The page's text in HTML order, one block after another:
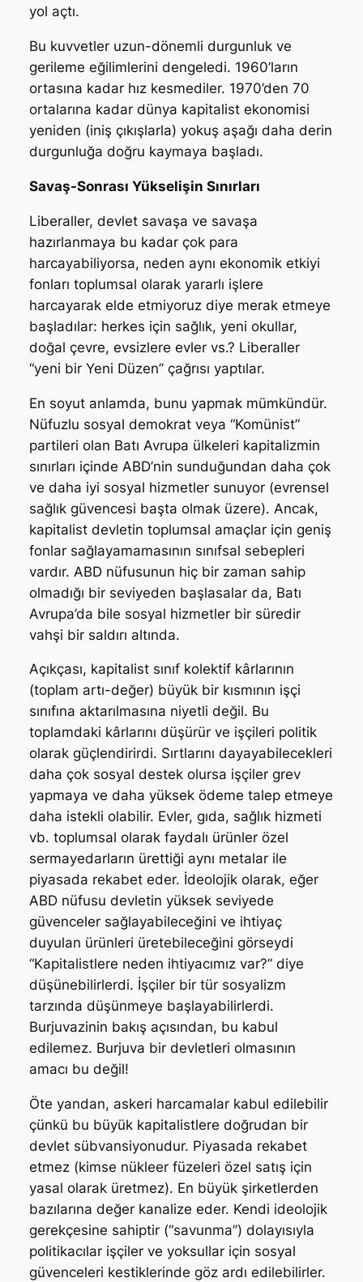
yol açtı.
Bu kuvvetler uzun-dönemli durgunluk ve
gerileme eğilimlerini dengeledi. 1960’ların
ortasına kadar hız kesmediler. 1970’den 70
ortalarına kadar dünya kapitalist ekonomisi
yeniden (iniş çıkışlarla) yokuş aşağı daha derin
durgunluğa doğru kaymaya başladı.
Savaş-Sonrası Yükselişin Sınırları
Liberaller, devlet savaşa ve savaşa
hazırlanmaya bu kadar çok para
harcayabiliyorsa, neden aynı ekonomik etkiyi
fonları toplumsal olarak yararlı işlere
harcayarak elde etmiyoruz diye merak etmeye
başladılar: herkes için sağlık, yeni okullar,
doğal çevre, evsizlere evler vs.? Liberaller
“yeni bir Yeni Düzen” çağrısı yaptılar.
En soyut anlamda, bunu yapmak mümkündür.
Nüfuzlu sosyal demokrat veya “Komünist”
partileri olan Batı Avrupa ülkeleri kapitalizmin
sınırları içinde ABD’nin sunduğundan daha çok
ve daha iyi sosyal hizmetler sunuyor (evrensel
sağlık güvencesi başta olmak üzere). Ancak,
kapitalist devletin toplumsal amaçlar için geniş
fonlar sağlayamamasının sınıfsal sebepleri
vardır. ABD nüfusunun hiç bir zaman sahip
olmadığı bir seviyeden başlasalar da, Batı
Avrupa’da bile sosyal hizmetler bir süredir
vahşi bir saldırı altında.
Açıkçası, kapitalist sınıf kolektif kârlarının
(toplam artı-değer) büyük bir kısmının işçi
sınıfına aktarılmasına niyetli değil. Bu
toplamdaki kârlarını düşürür ve işçileri politik
olarak güçlendirirdi. Sırtlarını dayayabilecekleri
daha çok sosyal destek olursa işçiler grev
yapmaya ve daha yüksek ödeme talep etmeye
daha istekli olabilir. Evler, gıda, sağlık hizmeti
vb. toplumsal olarak faydalı ürünler özel
sermayedarların ürettiği aynı metalar ile
piyasada rekabet eder. İdeolojik olarak, eğer
ABD nüfusu devletin yüksek seviyede
güvenceler sağlayabileceğini ve ihtiyaç
duyulan ürünleri üretebileceğini görseydi
“Kapitalistlere neden ihtiyacımız var?” diye
düşünebilirlerdi. İşçiler bir tür sosyalizm
tarzında düşünmeye başlayabilirlerdi.
Burjuvazinin bakış açısından, bu kabul
edilemez. Burjuva bir devletleri olmasının
amacı bu değil!
Öte yandan, askeri harcamalar kabul edilebilir
çünkü bu büyük kapitalistlere doğrudan bir
devlet sübvansiyonudur. Piyasada rekabet
etmez (kimse nükleer füzeleri özel satış için
yasal olarak üretmez). En büyük şirketlerden
bazılarına değer kanalize eder. Kendi ideolojik
gerekçesine sahiptir (“savunma”) dolayısıyla
politikacılar işçiler ve yoksullar için sosyal
güvenceleri kestiklerinde göz ardı edilebilirler.